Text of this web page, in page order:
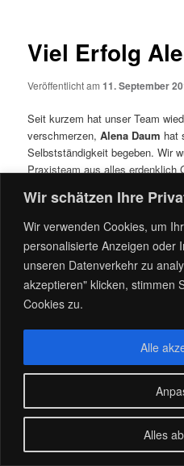
Wir schätzen Ihre
Wir verwenden Cookies, um
personalisierte Anzeigen oder
unseren Datenverkehr zu
akzeptieren" klicken, stimmen
Cookies zu.
Alles
Alle
Viel Erfolg
Veröffentlicht am11. September
Seit kurzem hat unser Team
verschmerzen,Alena Daum hat
Selbstständigkeit begeben. Wir
Praxisteam aus alles erdenklich
in unserer Praxis, und auch
hat. Wir hatten viele tolle, lustige,
unvergessliche Momente.
Dieser Eintrag wurde vonadmin
Lesezeichen für denPermalink.
Stolz